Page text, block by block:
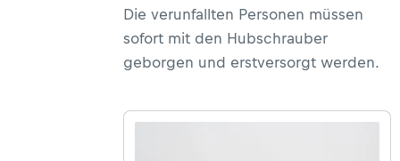
Die verunfallten Personen müssen
sofort mit den Hubschrauber
geborgen und erstversorgt werden.